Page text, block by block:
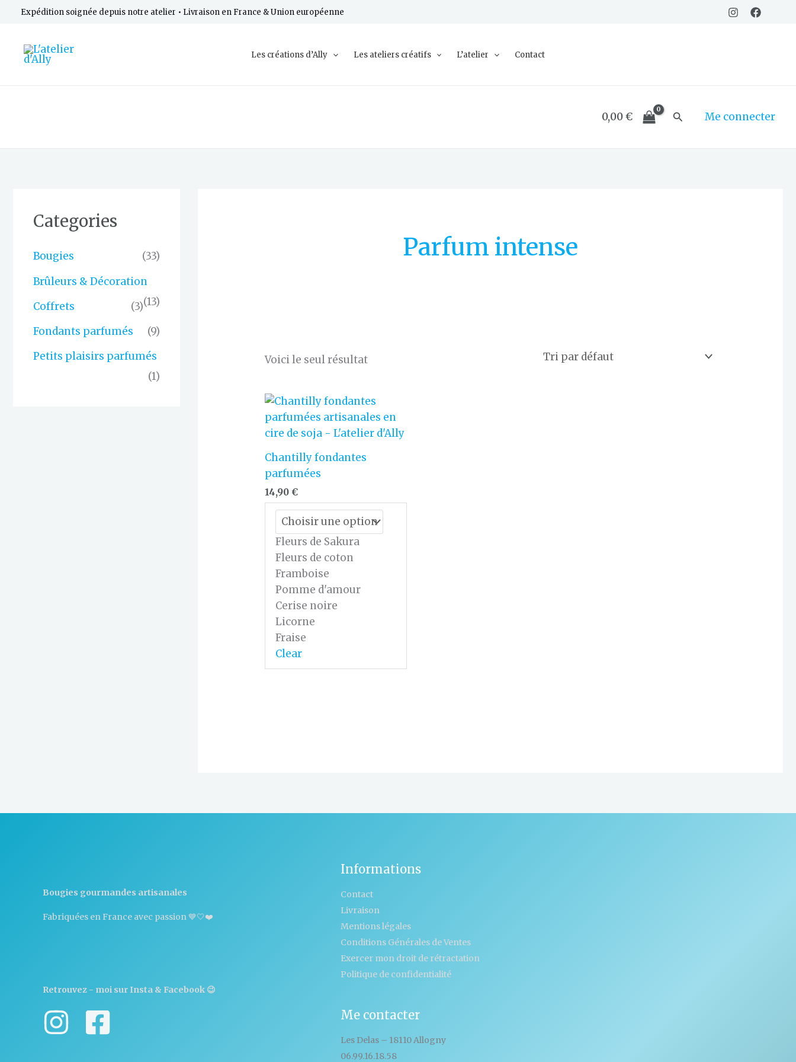
AllerExpédition soignée depuis notre atelier • Livraison en France & Union européenne
Les créations d’Ally Les ateliers créatifs L’atelier Contact
0,00€ RechercherMe connecter
Categories
Bougies
(33)
Brûleurs & Décoration
(13)
Coffrets
(3)
Fondants parfumés
(9)
Petits plaisirs parfumés
(1)
Parfum intense
Voici le seul résultat
Chantilly fondantes
parfumées
14,90€
Fleurs de Sakura
Fleurs de coton
Framboise
Pomme d'amour
Cerise noire
Licorne
Fraise
Clear
Bougies gourmandes artisanales
Fabriquées en France avec passion 💙🤍❤️
Retrouvez - moi sur Insta & Facebook 😉
Informations
Contact
Livraison
Mentions légales
Conditions Générales de Ventes
Exercer mon droit de rétractation
Politique de confidentialité
Me contacter
Les Delas – 18110 Allogny
06.99.16.18.58